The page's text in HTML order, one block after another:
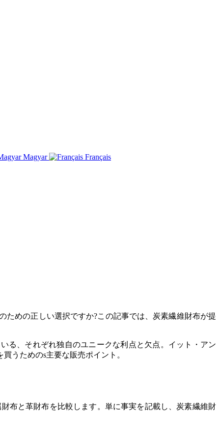
Magyar Français
めの正しい選択ですか?この記事では、炭素繊維財布が提
る、それぞれ独自のユニークな利点と欠点。イット・アン
うためのs主要な販売ポイント。
布と革財布を比較します。単に事実を記載し、炭素繊維財